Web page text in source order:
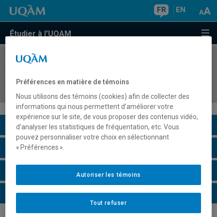
FR EN
Étudier à l'UQAM
COURS//
internationales
Description du cours
Horaire - Été 2026
Horaire - Automne 2026
Horaire - Hiver 2027
Préférences en matière de témoins
Nous utilisons des témoins (cookies) afin de collecter des
informations qui nous permettent d’améliorer votre
expérience sur le site, de vous proposer des contenus vidéo,
d’analyser les statistiques de fréquentation, etc. Vous
pouvez personnaliser votre choix en sélectionnant
« Préférences ».
Tout refuser
Autoriser les témoins